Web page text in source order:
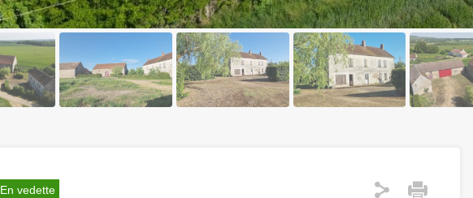
En vedette